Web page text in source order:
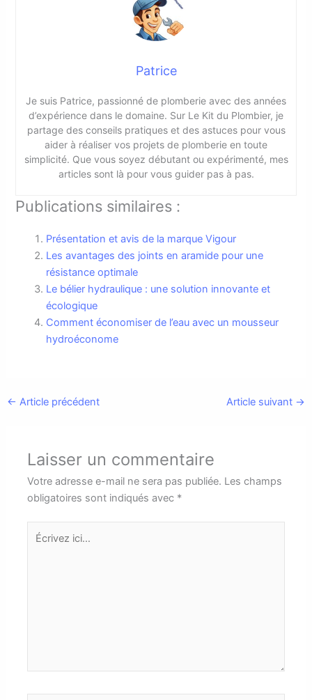
Patrice
Je suis Patrice, passionné de plomberie avec des années
d’expérience dans le domaine. Sur Le Kit du Plombier, je
partage des conseils pratiques et des astuces pour vous
aider à réaliser vos projets de plomberie en toute
simplicité. Que vous soyez débutant ou expérimenté, mes
articles sont là pour vous guider pas à pas.
Publications similaires :
Présentation et avis de la marque Vigour
Les avantages des joints en aramide pour une
résistance optimale
Le bélier hydraulique : une solution innovante et
écologique
Comment économiser de l’eau avec un mousseur
hydroéconome
← Article précédent Article suivant →
Laisser un commentaire
Votre adresse e-mail ne sera pas publiée. Les champs
obligatoires sont indiqués avec *
ici…